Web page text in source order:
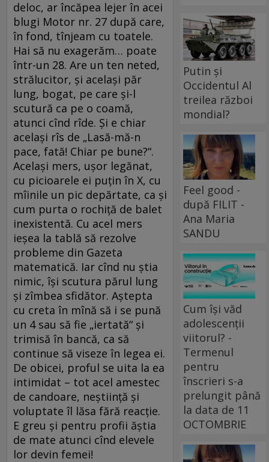
deloc, ar încăpea lejer în acei
blugi Motor nr. 27 după care,
în fond, tînjeam cu toatele.
Hai să nu exagerăm… poate
într-un 28. Are un ten neted,
strălucitor, şi acelaşi păr
lung, bogat, pe care şi-l
scutură ca pe o coamă,
atunci cînd rîde. Şi e chiar
acelaşi rîs de „Lasă-mă-n
pace, fată! Chiar pe bune?“.
Acelaşi mers, uşor legănat,
cu picioarele ei puţin în X, cu
mîinile un pic depărtate, ca şi
cum purta o rochiţă de balet
inexistentă. Cu acel mers
ieşea la tablă să rezolve
probleme din Gazeta
matematică. Iar cînd nu ştia
nimic, îşi scutura părul lung
şi zîmbea sfidător. Aştepta
cu creta în mînă să i se pună
un 4 sau să fie „iertată“ şi
trimisă în bancă, ca să
continue să viseze în legea ei.
De obicei, proful se uita la ea
intimidat – tot acel amestec
de candoare, neştiinţă şi
voluptate îl lăsa fără reacţie.
E greu şi pentru profii ăştia
de mate atunci cînd elevele
lor devin femei!
Putin și
Occidentul Al
treilea război
mondial?
Feel good -
după FILIT -
Ana Maria
SANDU
Cum își văd
adolescenții
viitorul? -
Termenul
pentru
înscrieri s-a
prelungit până
la data de 11
OCTOMBRIE